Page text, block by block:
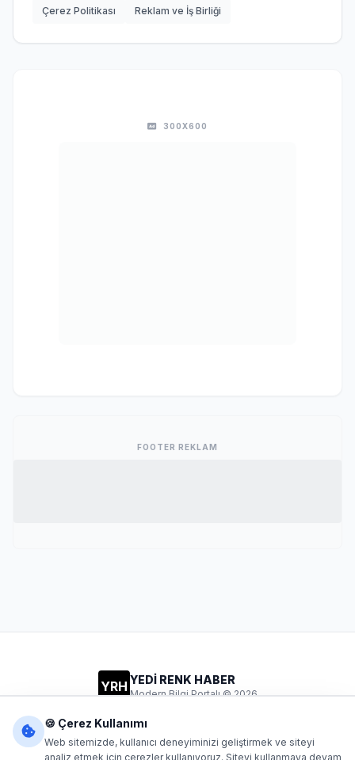
Çerez Politikası Reklam ve İş Birliği
300X600
FOOTER REKLAM
YRH YEDİ RENK HABER
Modern Bilgi Portalı © 2026
🍪 Çerez Kullanımı
Web sitemizde, kullanıcı deneyiminizi geliştirmek ve siteyi
analiz etmek için çerezler kullanıyoruz. Siteyi kullanmaya devam